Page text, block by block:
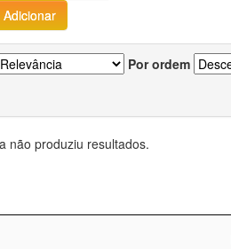
Por ordem
não produziu resultados.